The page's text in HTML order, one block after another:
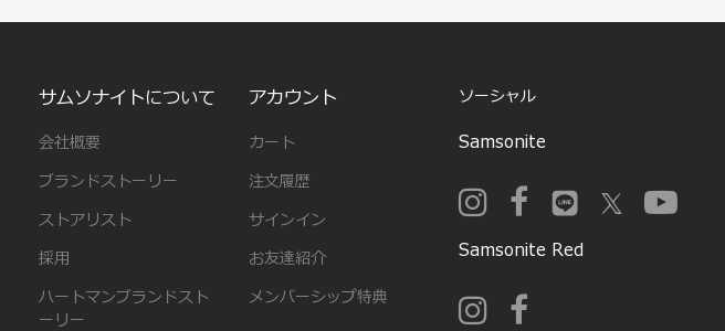
サムソナイトについて
会社概要
ブランドストーリー
ストアリスト
採用
ハートマンブランドスト
ーリー
アカウント
カート
注文履歴
サインイン
お友達紹介
メンバーシップ特典
ソーシャル
Samsonite
Samsonite Red